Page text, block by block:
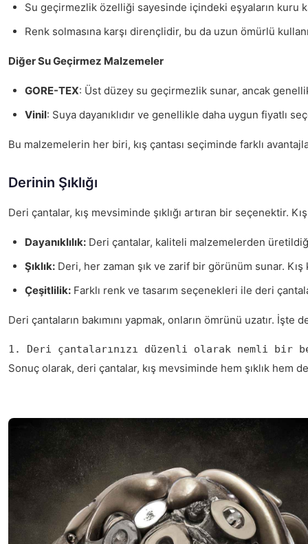
Su geçirmezlik özelliği sayesinde içindeki eşyaların kuru
Renk solmasına karşı dirençlidir, bu da uzun ömürlü
Diğer Su Geçirmez Malzemeler
GORE-TEX: Üst düzey su geçirmezlik sunar, ancak
Vinil: Suya dayanıklıdır ve genellikle daha uygun fiyatlı
Bu malzemelerin her biri, kış çantası seçiminde farklı
Derinin Şıklığı
Deri çantalar, kış mevsiminde şıklığı artıran bir seçenektir.
Dayanıklılık: Deri çantalar, kaliteli malzemelerden
Şıklık: Deri, her zaman şık ve zarif bir görünüm sunar.
Çeşitlilik: Farklı renk ve tasarım seçenekleri ile deri
Deri çantaların bakımını yapmak, onların ömrünü uzatır. İşte
1. Deri çantalarınızı düzenli olarak nemli bir
Sonuç olarak, deri çantalar, kış mevsiminde hem şıklık hem